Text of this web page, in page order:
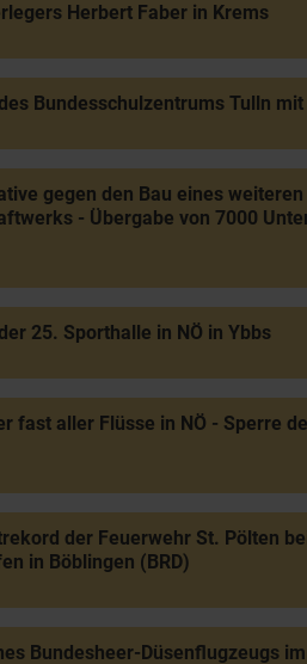
Herbert Faber in Krems
Bundesschulzentrums Tulln
gegen den Bau eines weiteren
- Übergabe von 7000
25. Sporthalle in NÖ in Ybbs
fast aller Flüsse in NÖ - Sperre
der Feuerwehr St. Pölten
in Böblingen (BRD)
Bundesheer-Düsenflugzeugs